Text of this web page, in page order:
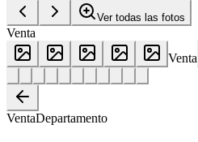
Ver todas las fotos
Venta
Venta
VentaDepartamento